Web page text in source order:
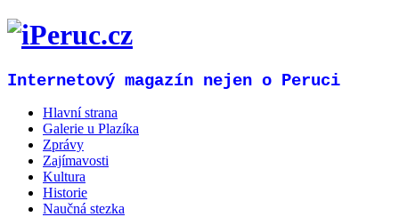
Internetový magazín nejen o Peruci
Hlavní strana
Galerie u Plazíka
Zprávy
Zajímavosti
Kultura
Historie
Naučná stezka